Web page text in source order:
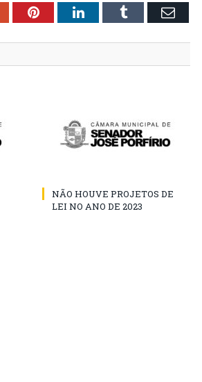
PinterestLinkedInTumblr Email
NÃO HOUVE PROJETOS DE
LEI NO ANO DE 2023